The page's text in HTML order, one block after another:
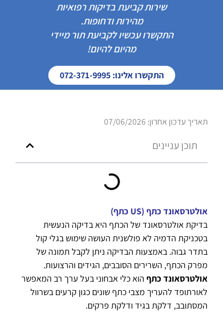
שירות קביעת בדיקות רפואיות
מהירות ודחופות.
התקשרו עכשיו לקביעת תור מיידי
מהיום להיום!
התקשרו אלינו: 072-371-9995
תאריך עדכון אחרון: 07/06/2026
תוכן עניינים
אולטרסאונד כתף (US כתף)
בדיקת אולטרסאונד של הכתף היא בדיקה הנעשית
בטכניקת הדמיה לא פולשנית העושה שימוש בגלי קול
בתדר גבוה. באמצעות הבדיקה ניתן לקבל תמונה של
מפרק הכתף, השרירים הסובבים, הגידים והרצועות.
אולטרסאונד כתף הוא כלי אבחוני בעל ערך רב המאפשר
לאורתופד להעריך מצבי כתף שונים כגון קרעים בשרוול
המסתובב, דלקת בגיד ודלקת פרקים.